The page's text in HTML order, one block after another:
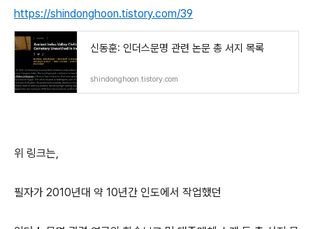
https://shindonghoon.tistory.com/39
신동훈: 인더스문명 관련 논문 총 서지 목록
shindonghoon.tistory.com
위 링크는,
필자가 2010년대 약 10년간 인도에서 작업했던